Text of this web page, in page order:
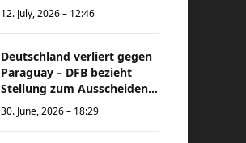
12. July, 2026 – 12:46
Deutschland verliert gegen
Paraguay – DFB bezieht
Stellung zum Ausscheiden
bei der Weltmeisterschaft
30. June, 2026 – 18:29